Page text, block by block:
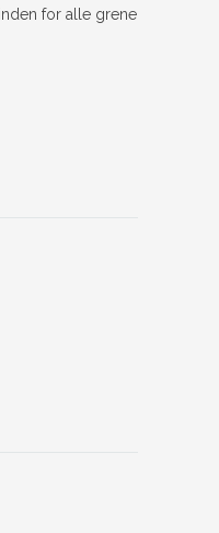
for alle grene